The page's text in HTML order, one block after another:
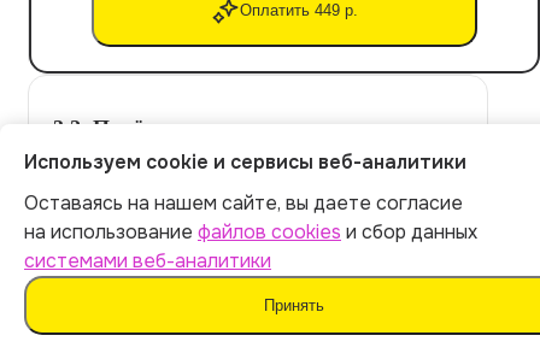
Оплатить 449 р.
3.2. Приёмы активизации
познавательной деятельности через
историю математики
Представлены эффективные способы вовлечения
Итог:449р.
Оплатить
Используем cookie и сервисы веб-аналитики
Оставаясь на нашем сайте, вы даете согласие
на использование файлов cookies и сбор данных
системами веб-аналитики
Принять